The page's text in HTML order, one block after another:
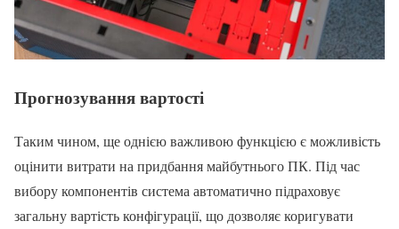
Прогнозування вартості
Таким чином, ще однією важливою функцією є можливість
оцінити витрати на придбання майбутнього ПК. Під час
вибору компонентів система автоматично підраховує
загальну вартість конфігурації, що дозволяє коригувати